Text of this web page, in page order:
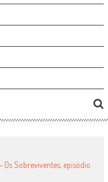
Os Sobreviventes, episódio
FELICE, UMA